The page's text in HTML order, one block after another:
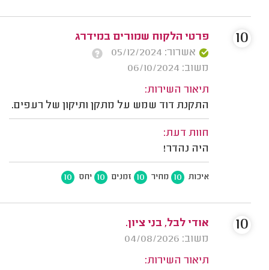
פרטי הלקוח שמורים במידרג
אשרור: 05/12/2024
משוב: 06/10/2024
תיאור השירות:
התקנת דוד שמש על מתקן ותיקון של רעפים.
חוות דעת:
היה נהדר!
איכות 10 מחיר 10 זמנים 10 יחס 10
10
אודי לבל, בני ציון.
משוב: 04/08/2026
תיאור השירות:
10